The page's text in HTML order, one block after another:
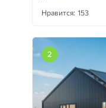
Нравится: 153